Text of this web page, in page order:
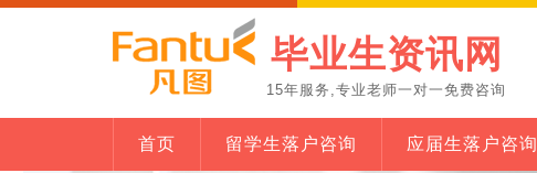
毕业生资讯网
15年服务,专业老师一对一免费咨询
首页 留学生落户咨询 应届生落户咨询